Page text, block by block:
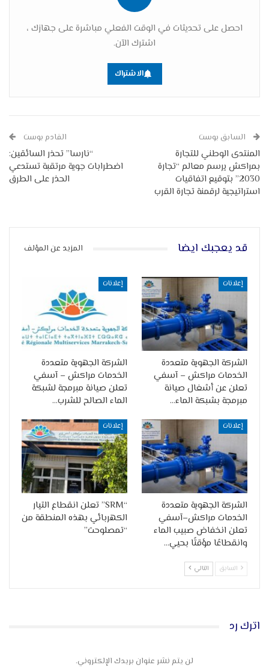
احصل على تحديثات في الوقت الفعلي مباشرة على جهازك ،
اشترك الآن.
الاشتراك
السابق بوست
المنتدى الوطني للتجارة
بمراكش يرسم معالم “تجارة
2030” بتوقيع اتفاقيات
استراتيجية لرقمنة تجارة القرب
القادم بوست
“نارسا” تحذر السائقين:
اضطرابات جوية مرتقبة تستدعي
الحذر على الطرق
قد يعجبك ايضا المزيد عن المؤلف
إعلانات
الشركة الجهوية متعددة
الخدمات مراكش – آسفي
تعلن عن أشغال صيانة
مبرمجة بشبكة الماء…
إعلانات
الشركة الجهوية متعددة
الخدمات مراكش – آسفي
تعلن صيانة مبرمجة لشبكة
الماء الصالح للشرب…
إعلانات
الشركة الجهوية متعددة
الخدمات مراكش–آسفي
تعلن انخفاض صبيب الماء
وانقطاعًا مؤقتًا بحيي…
إعلانات
“SRM” تعلن انقطاع التيار
الكهربائي بهذه المنطقة من
“تمصلوحت”
السابق التالي
اترك رد
لن يتم نشر عنوان بريدك الإلكتروني.